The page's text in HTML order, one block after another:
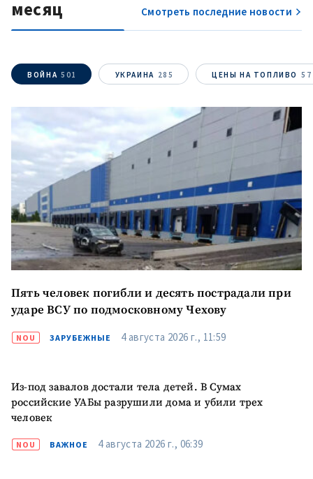
месяц
Смотреть последние новости
ВОЙНА 501 УКРАИНА 285 ЦЕНЫ НА ТОПЛИВО 57
Пять человек погибли и десять пострадали при
ударе ВСУ по подмосковному Чехову
NOU ЗАРУБЕЖНЫЕ 4 августа 2026 г., 11:59
Из-под завалов достали тела детей. В Сумах
российские УАБы разрушили дома и убили трех
человек
NOU ВАЖНОЕ 4 августа 2026 г., 06:39